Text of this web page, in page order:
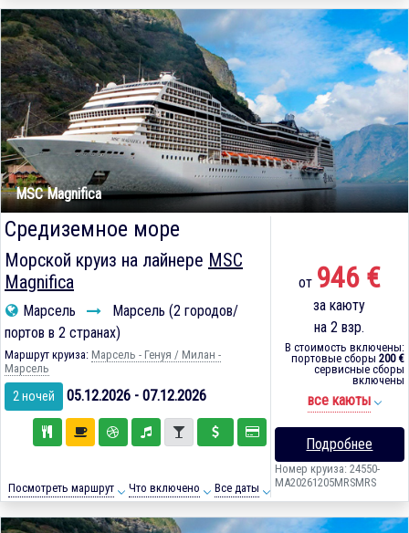
MSC Magnifica
Средиземное море
Морской круиз на лайнере MSC
Magnifica
Марсель
Марсель (2 городов/
портов в 2 странах)
Маршрут круиза: Марсель - Генуя / Милан -
Марсель
2 ночей 05.12.2026 - 07.12.2026
Посмотреть маршрут Что включено Все даты
от 946 €
за каюту
на 2 взр.
В стоимость включены:
портовые сборы 200 €
сервисные сборы
включены
все каюты
Подробнее
Номер круиза: 24550-
MA20261205MRSMRS